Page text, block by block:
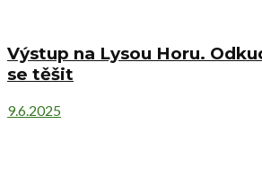
Výstup na Lysou Horu.
se těšit
9.6.2025